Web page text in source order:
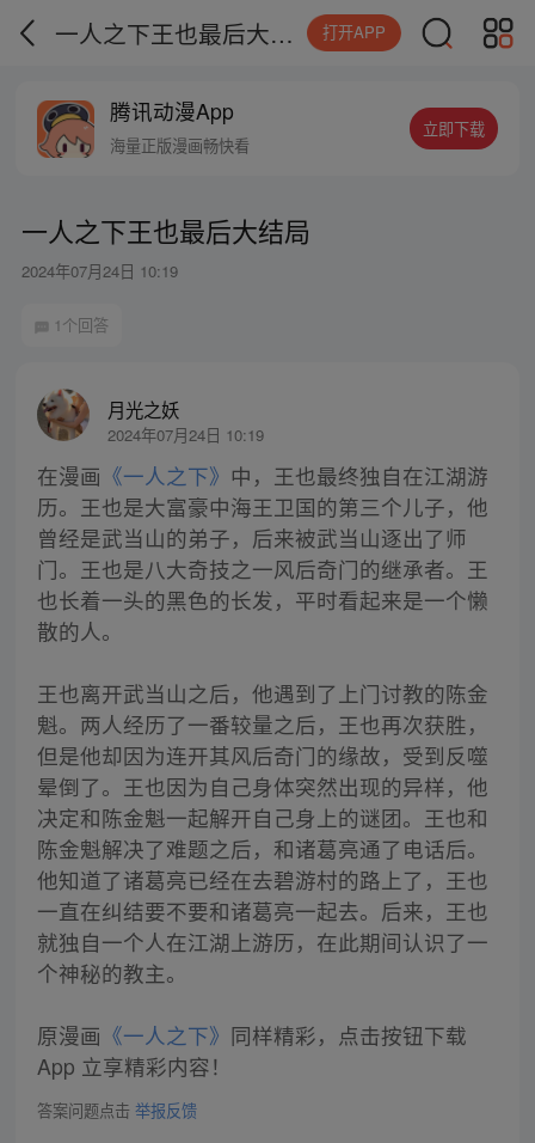
一人之下王也最后大结局 打开APP
腾讯动漫App
海量正版漫画畅快看
立即下载
一人之下王也最后大结局
2024年07月24日 10:19
1个回答
月光之妖
2024年07月24日 10:19
在漫画 《一人之下》 中，王也最终独自在江湖游
历。王也是大富豪中海王卫国的第三个儿子，他
曾经是武当山的弟子，后来被武当山逐出了师
门。王也是八大奇技之一风后奇门的继承者。王
也长着一头的黑色的长发，平时看起来是一个懒
散的人。
王也离开武当山之后，他遇到了上门讨教的陈金
魁。两人经历了一番较量之后，王也再次获胜，
但是他却因为连开其风后奇门的缘故，受到反噬
晕倒了。王也因为自己身体突然出现的异样，他
决定和陈金魁一起解开自己身上的谜团。王也和
陈金魁解决了难题之后，和诸葛亮通了电话后。
他知道了诸葛亮已经在去碧游村的路上了，王也
一直在纠结要不要和诸葛亮一起去。后来，王也
就独自一个人在江湖上游历，在此期间认识了一
个神秘的教主。
原漫画 《一人之下》 同样精彩，点击按钮下载
App 立享精彩内容！
答案问题点击 举报反馈